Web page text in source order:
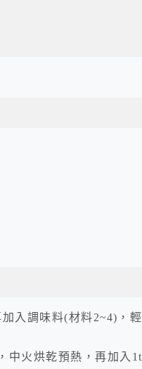
入調味料(材料2~4)，輕
中火烘乾預熱，再加入1t